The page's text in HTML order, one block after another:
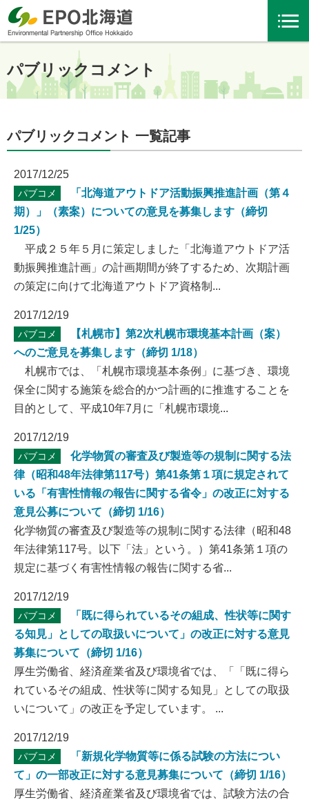
パブリックコメント
パブリックコメント 一覧記事
2017/12/25
パブコメ
「北海道アウトドア活動振興推進計画（第４
期）」（素案）についての意見を募集します（締切
1/25）
平成２５年５月に策定しました「北海道アウトドア活
動振興推進計画」の計画期間が終了するため、次期計画
の策定に向けて北海道アウトドア資格制...
2017/12/19
パブコメ
【札幌市】第2次札幌市環境基本計画（案）
へのご意見を募集します（締切 1/18）
札幌市では、「札幌市環境基本条例」に基づき、環境
保全に関する施策を総合的かつ計画的に推進することを
目的として、平成10年7月に「札幌市環境...
2017/12/19
パブコメ
化学物質の審査及び製造等の規制に関する法
律（昭和48年法律第117号）第41条第１項に規定されて
いる「有害性情報の報告に関する省令」の改正に対する
意見公募について（締切 1/16）
化学物質の審査及び製造等の規制に関する法律（昭和48
年法律第117号。以下「法」という。）第41条第１項の
規定に基づく有害性情報の報告に関する省...
2017/12/19
パブコメ
「既に得られているその組成、性状等に関す
る知見」としての取扱いについて」の改正に対する意見
募集について（締切 1/16）
厚生労働省、経済産業省及び環境省では、「「既に得ら
れているその組成、性状等に関する知見」としての取扱
いについて」の改正を予定しています。 ...
2017/12/19
パブコメ
「新規化学物質等に係る試験の方法につい
て」の一部改正に対する意見募集について（締切 1/16）
厚生労働省、経済産業省及び環境省では、試験方法の合